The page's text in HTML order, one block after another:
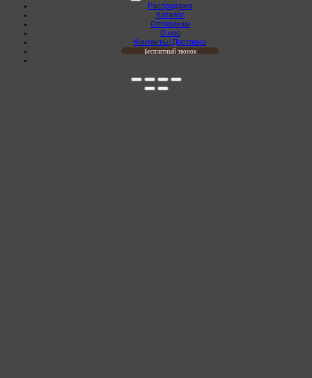
Распродажа
Каталог
Оптовикам
О нас
Контакты/Доставка
Бесплатный звонок